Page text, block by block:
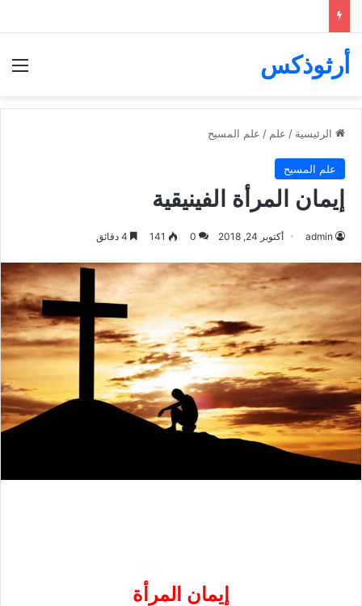
أرثوذكس
الرئيسية / علم / علم المسيح
علم المسيح
إيمان المرأة الفينيقية
admin أكتوبر 24, 2018 0
141
إيمان المرأة